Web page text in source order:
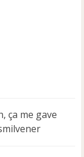
ça me gave